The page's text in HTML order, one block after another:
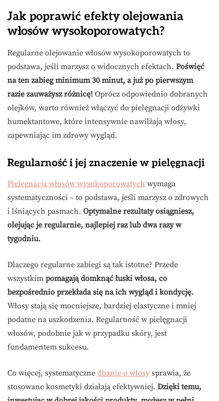
Jak poprawić efekty olejowania
włosów wysokoporowatych?
Regularne olejowanie włosów wysokoporowatych to
podstawa, jeśli marzysz o widocznych efektach. Poświęć
na ten zabieg minimum 30 minut, a już po pierwszym
razie zauważysz różnicę! Oprócz odpowiednio dobranych
olejków, warto również włączyć do pielęgnacji odżywki
humektantowe, które intensywnie nawilżają włosy,
zapewniając im zdrowy wygląd.
Regularność i jej znaczenie w pielęgnacji
Pielęgnacja włosów wysokoporowatych wymaga
systematyczności – to podstawa, jeśli marzysz o zdrowych
i lśniących pasmach. Optymalne rezultaty osiągniesz,
olejując je regularnie, najlepiej raz lub dwa razy w
tygodniu.
Dlaczego regularne zabiegi są tak istotne? Przede
wszystkim pomagają domknąć łuski włosa, co
bezpośrednio przekłada się na ich wygląd i kondycję.
Włosy stają się mocniejsze, bardziej elastyczne i mniej
podatne na uszkodzenia. Regularność w pielęgnacji
włosów, podobnie jak w przypadku skóry, jest
fundamentem sukcesu.
Co więcej, systematyczne dbanie o włosy sprawia, że
stosowane kosmetyki działają efektywniej. Dzięki temu,